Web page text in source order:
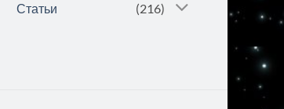
Статьи
(216)